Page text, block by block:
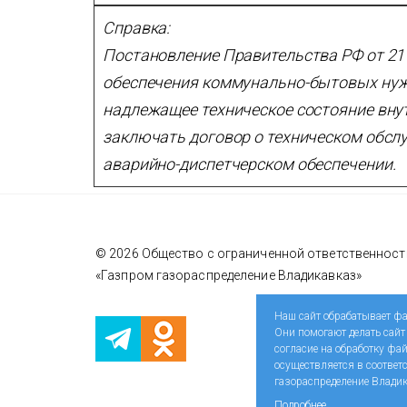
Справка:
Постановление Правительства РФ от
обеспечения коммунально-бытовых
надлежащее техническое состояние
заключать договор о техническом
аварийно-диспетчерском обеспечении.
© 2026 Общество с ограниченной
«Газпром газораспределение Владикавказ»
Наш сайт обрабатывает
Они помогают делать
согласие на обработку
осуществляется в
газораспределение